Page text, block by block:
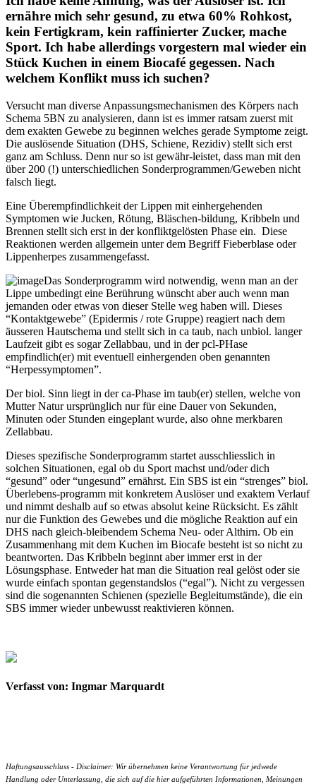
ernähre mich sehr gesund, zu etwa 60% Rohkost,
kein Fertigkram, kein raffinierter Zucker, mache
Sport. Ich habe allerdings vorgestern mal wieder ein
Stück Kuchen in einem Biocafé gegessen. Nach
welchem Konflikt muss ich suchen?
Versucht man diverse Anpassungsmechanismen des Körpers nach
Schema 5BN zu analysieren, dann ist es immer ratsam zuerst mit
dem exakten Gewebe zu beginnen welches gerade Symptome zeigt.
Die auslösende Situation (DHS, Schiene, Rezidiv) stellt sich erst
ganz am Schluss. Denn nur so ist gewähr-leistet, dass man mit den
über 200 (!) unterschiedlichen Sonderprogrammen/Geweben nicht
falsch liegt.
Eine Überempfindlichkeit der Lippen mit einhergehenden
Symptomen wie Jucken, Rötung, Bläschen-bildung, Kribbeln und
Brennen stellt sich erst in der konfliktgelösten Phase ein. Diese
Reaktionen werden allgemein unter dem Begriff Fieberblase oder
Lippenherpes zusammengefasst.
Das Sonderprogramm wird notwendig, wenn man an der
Lippe umbedingt eine Berührung wünscht aber auch wenn man
jemanden oder etwas von dieser Stelle weg haben will. Dieses
“Kontaktgewebe” (Epidermis / rote Gruppe) reagiert nach dem
äusseren Hautschema und stellt sich in ca taub, nach unbiol. langer
Laufzeit gibt es sogar Zellabbau, und in der pcl-PHase
empfindlich(er) mit eventuell einhergenden oben genannten
“Herpessymptomen”.
Der biol. Sinn liegt in der ca-Phase im taub(er) stellen, welche von
Mutter Natur ursprünglich nur für eine Dauer von Sekunden,
Minuten oder Stunden eingeplant wurde, also ohne merkbaren
Zellabbau.
Dieses spezifische Sonderprogramm startet ausschliesslich in
solchen Situationen, egal ob du Sport machst und/oder dich
“gesund” oder “ungesund” ernährst. Ein SBS ist ein “strenges” biol.
Überlebens-programm mit konkretem Auslöser und exaktem Verlauf
und nimmt deshalb auf so etwas absolut keine Rücksicht. Es zählt
nur die Funktion des Gewebes und die mögliche Reaktion auf ein
DHS nach gleich-bleibendem Schema Neu- oder Althirn. Ob ein
Zusammenhang mit dem Kuchen im Biocafe besteht ist so nicht zu
beantworten. Das Kribbeln beginnt aber immer erst in der
Lösungsphase. Entweder hat man die Situation real gelöst oder sie
wurde einfach spontan gegenstandslos (“egal”). Nicht zu vergessen
sind die sogenannten Schienen (spezielle Begleitumstände), die ein
SBS immer wieder unbewusst reaktivieren können.
Verfasst von: Ingmar Marquardt
Haftungsausschluss - Disclaimer: Wir übernehmen keine Verantwortung für jedwede
Handlung oder Unterlassung, die sich auf die hier aufgeführten Informationen, Meinungen